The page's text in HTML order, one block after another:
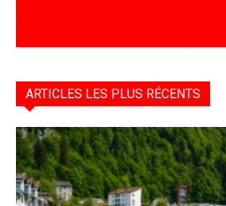
ARTICLES LES PLUS RÉCENTS